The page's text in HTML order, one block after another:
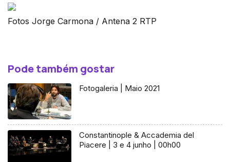
Fotos Jorge Carmona / Antena 2 RTP
Pode também gostar
Fotogaleria | Maio 2021
Constantinople & Accademia del
Piacere | 3 e 4 junho | 00h00